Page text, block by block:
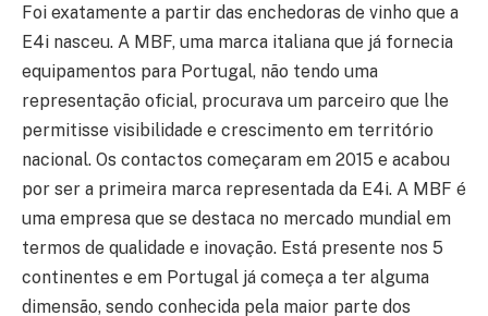
Foi exatamente a partir das enchedoras de vinho que a
E4i nasceu. A MBF, uma marca italiana que já fornecia
equipamentos para Portugal, não tendo uma
representação oficial, procurava um parceiro que lhe
permitisse visibilidade e crescimento em território
nacional. Os contactos começaram em 2015 e acabou
por ser a primeira marca representada da E4i. A MBF é
uma empresa que se destaca no mercado mundial em
termos de qualidade e inovação. Está presente nos 5
continentes e em Portugal já começa a ter alguma
dimensão, sendo conhecida pela maior parte dos